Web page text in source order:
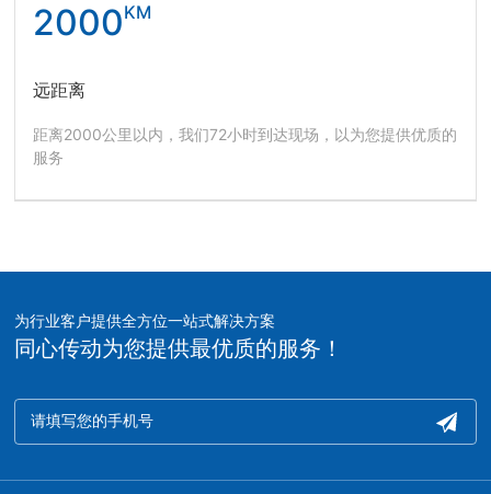
2000KM
远距离
距离2000公里以内，我们72小时到达现场，以为您提供优质的
服务
为行业客户提供全方位一站式解决方案
同心传动为您提供最优质的服务！